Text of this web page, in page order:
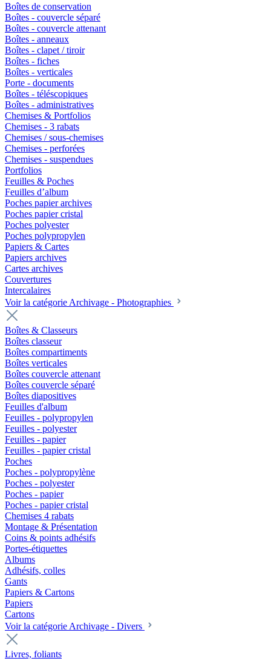
Boîtes de conservation
Boîtes - couvercle séparé
Boîtes - couvercle attenant
Boîtes - anneaux
Boîtes - clapet / tiroir
Boîtes - fiches
Boîtes - verticales
Porte - documents
Boîtes - téléscopiques
Boîtes - administratives
Chemises & Portfolios
Chemises - 3 rabats
Chemises / sous-chemises
Chemises - perforées
Chemises - suspendues
Portfolios
Feuilles & Poches
Feuilles d’album
Poches papier archives
Poches papier cristal
Poches polyester
Poches polypropylen
Papiers & Cartes
Papiers archives
Cartes archives
Couvertures
Intercalaires
Voir la catégorie Archivage - Photographies
Boîtes & Classeurs
Boîtes classeur
Boîtes compartiments
Boîtes verticales
Boîtes couvercle attenant
Boîtes couvercle séparé
Boîtes diapositives
Feuilles d'album
Feuilles - polypropylen
Feuilles - polyester
Feuilles - papier
Feuilles - papier cristal
Poches
Poches - polypropylène
Poches - polyester
Poches - papier
Poches - papier cristal
Chemises 4 rabats
Montage & Présentation
Coins & points adhésifs
Portes-étiquettes
Albums
Adhésifs, colles
Gants
Papiers & Cartons
Papiers
Cartons
Voir la catégorie Archivage - Divers
Livres, foliants